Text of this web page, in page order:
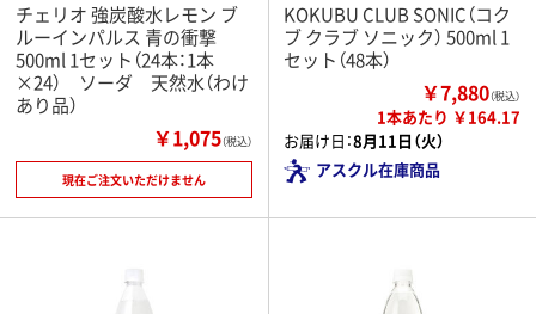
チェリオ 強炭酸水レモン ブ
ルーインパルス 青の衝撃
500ml 1セット（24本：1本
×24） ソーダ 天然水（わけ
あり品）
￥1,075（税込）
現在ご注文いただけません
KOKUBU CLUB SONIC（コク
ブ クラブ ソニック） 500ml 1
セット（48本）
￥7,880（税込）
1本あたり ￥164.17
お届け日：8月11日（火）
アスクル在庫商品